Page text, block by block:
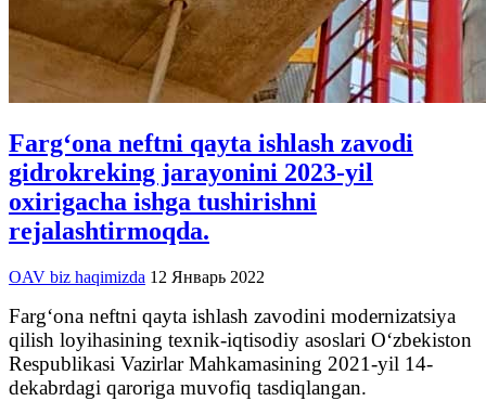
Farg‘ona neftni qayta ishlash zavodi
gidrokreking jarayonini 2023-yil
oxirigacha ishga tushirishni
rejalashtirmoqda.
OAV biz haqimizda 12 Январь 2022
Farg‘ona neftni qayta ishlash zavodini modernizatsiya
qilish loyihasining texnik-iqtisodiy asoslari O‘zbekiston
Respublikasi Vazirlar Mahkamasining 2021-yil 14-
dekabrdagi qaroriga muvofiq tasdiqlangan.